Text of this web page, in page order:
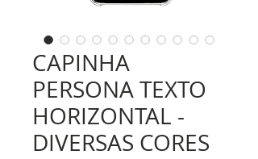
CAPINHA
PERSONA TEXTO
HORIZONTAL -
DIVERSAS CORES